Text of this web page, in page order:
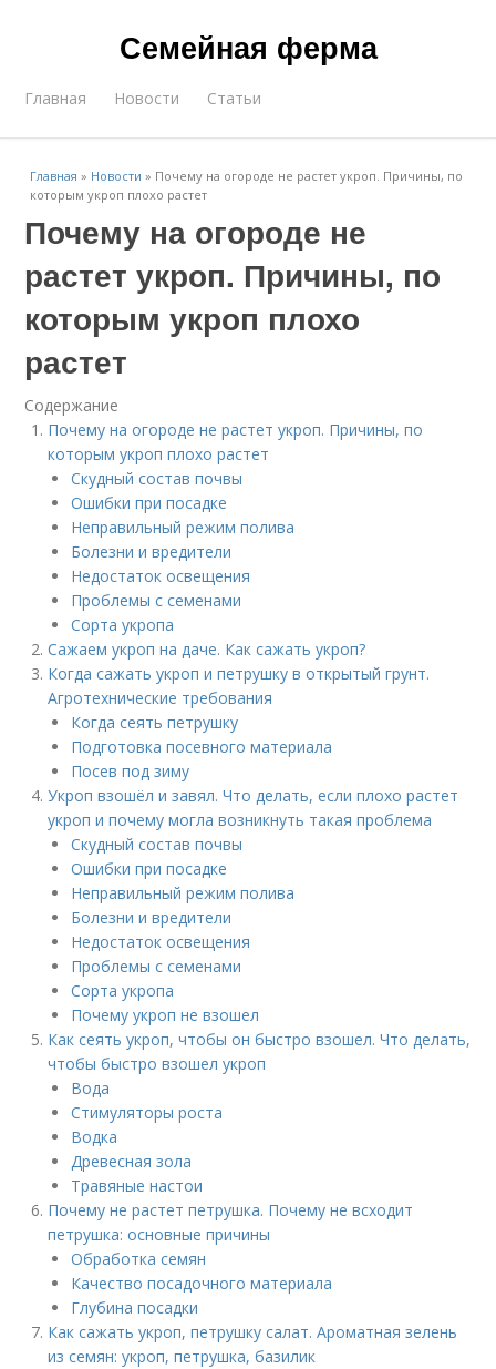
Семейная ферма
Главная Новости Статьи
Главная » Новости » Почему на огороде не растет укроп. Причины, по
которым укроп плохо растет
Почему на огороде не
растет укроп. Причины, по
которым укроп плохо
растет
Содержание
Почему на огороде не растет укроп. Причины, по
которым укроп плохо растет
Скудный состав почвы
Ошибки при посадке
Неправильный режим полива
Болезни и вредители
Недостаток освещения
Проблемы с семенами
Сорта укропа
Сажаем укроп на даче. Как сажать укроп?
Когда сажать укроп и петрушку в открытый грунт.
Агротехнические требования
Когда сеять петрушку
Подготовка посевного материала
Посев под зиму
Укроп взошёл и завял. Что делать, если плохо растет
укроп и почему могла возникнуть такая проблема
Скудный состав почвы
Ошибки при посадке
Неправильный режим полива
Болезни и вредители
Недостаток освещения
Проблемы с семенами
Сорта укропа
Почему укроп не взошел
Как сеять укроп, чтобы он быстро взошел. Что делать,
чтобы быстро взошел укроп
Вода
Стимуляторы роста
Водка
Древесная зола
Травяные настои
Почему не растет петрушка. Почему не всходит
петрушка: основные причины
Обработка семян
Качество посадочного материала
Глубина посадки
Как сажать укроп, петрушку салат. Ароматная зелень
из семян: укроп, петрушка, базилик